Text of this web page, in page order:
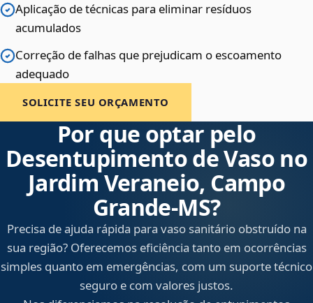
Aplicação de técnicas para eliminar resíduos
acumulados
Correção de falhas que prejudicam o escoamento
adequado
SOLICITE SEU ORÇAMENTO
Por que optar pelo
Desentupimento de Vaso no
Jardim Veraneio, Campo
Grande‑MS?
Precisa de ajuda rápida para vaso sanitário obstruído na
sua região? Oferecemos eficiência tanto em ocorrências
simples quanto em emergências, com um suporte técnico
seguro e com valores justos.